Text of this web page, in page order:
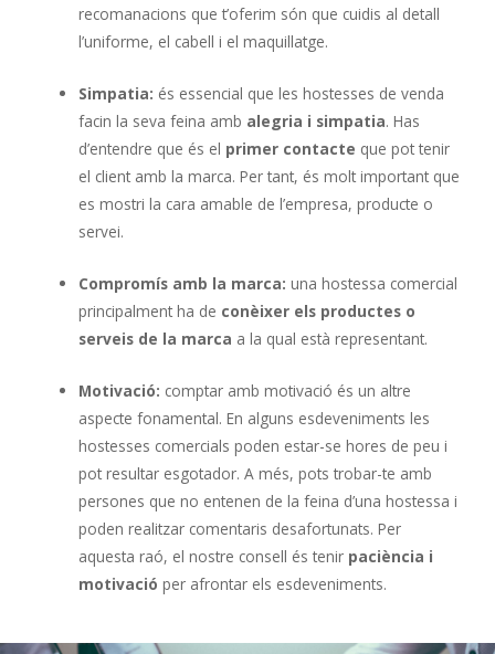
recomanacions que t’oferim són que cuidis al detall
l’uniforme, el cabell i el maquillatge.
Simpatia: és essencial que les hostesses de venda
facin la seva feina amb alegria i simpatia. Has
d’entendre que és el primer contacte que pot tenir
el client amb la marca. Per tant, és molt important que
es mostri la cara amable de l’empresa, producte o
servei.
Compromís amb la marca: una hostessa comercial
principalment ha de conèixer els productes o
serveis de la marca a la qual està representant.
Motivació: comptar amb motivació és un altre
aspecte fonamental. En alguns esdeveniments les
hostesses comercials poden estar-se hores de peu i
pot resultar esgotador. A més, pots trobar-te amb
persones que no entenen de la feina d’una hostessa i
poden realitzar comentaris desafortunats. Per
aquesta raó, el nostre consell és tenir paciència i
motivació per afrontar els esdeveniments.